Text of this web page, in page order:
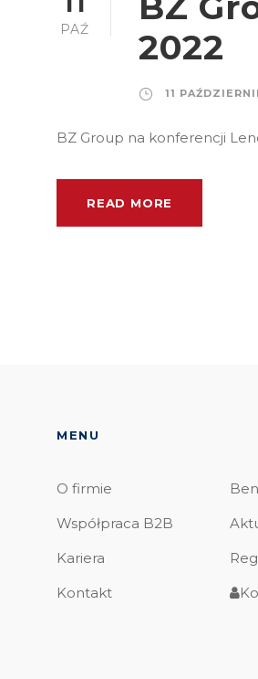
PAŹ
2022
11
BZ Group na konferencji
READ MORE
MENU
O firmie
Współpraca B2B
Kariera
Kontakt